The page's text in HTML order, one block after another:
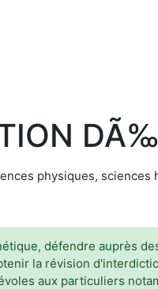
physiques, sciences
défendre auprès
la révision
aux particuliers